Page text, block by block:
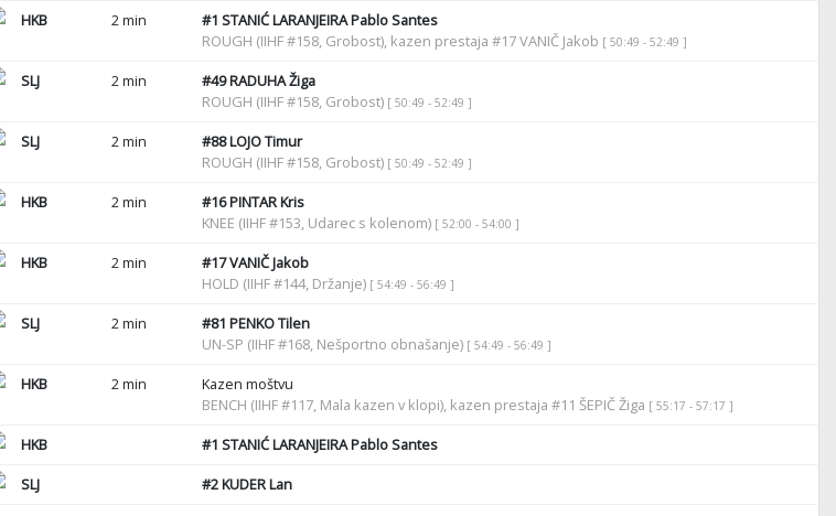
HKB 2 min #1 STANIĆ LARANJEIRA Pablo Santes
ROUGH (IIHF #158, Grobost), kazen prestaja #17 VANIČ Jakob [ 50:49 - 52:49 ]
SLJ 2 min #49RADUHA Žiga
ROUGH (IIHF #158, Grobost) [ 50:49 - 52:49 ]
SLJ 2 min #88LOJO Timur
ROUGH (IIHF #158, Grobost) [ 50:49 - 52:49 ]
HKB 2 min #16PINTAR Kris
KNEE (IIHF #153, Udarec s kolenom) [ 52:00 - 54:00 ]
HKB 2 min #17VANIČ Jakob
HOLD (IIHF #144, Držanje) [ 54:49 - 56:49 ]
SLJ 2 min #81 PENKO Tilen
UN-SP (IIHF #168, Nešportno obnašanje) [ 54:49 - 56:49 ]
HKB 2 min
Kazen moštvu
BENCH (IIHF #117, Mala kazen v klopi), kazen prestaja #11 ŠEPIČ Žiga [ 55:17 - 57:17 ]
HKB #1 STANIĆ LARANJEIRA Pablo Santes
SLJ #2KUDER Lan